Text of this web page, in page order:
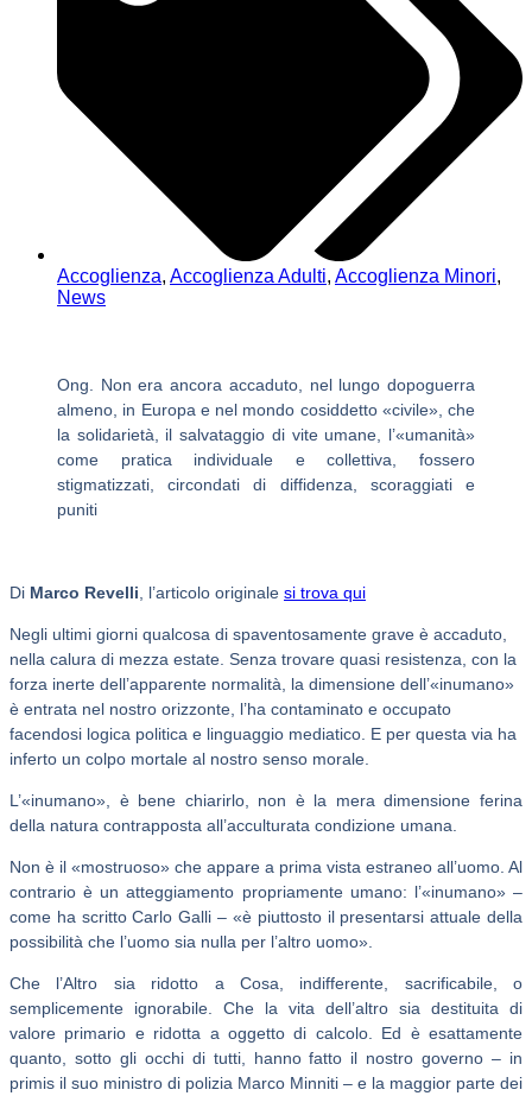
Accoglienza, Accoglienza Adulti, Accoglienza Minori,
News
Ong. Non era ancora accaduto, nel lungo dopoguerra
almeno, in Europa e nel mondo cosiddetto «civile», che
la solidarietà, il salvataggio di vite umane, l’«umanità»
come pratica individuale e collettiva, fossero
stigmatizzati, circondati di diffidenza, scoraggiati e
puniti
Di Marco Revelli, l’articolo originale si trova qui
Negli ultimi giorni qualcosa di spaventosamente grave è accaduto,
nella calura di mezza estate. Senza trovare quasi resistenza, con la
forza inerte dell’apparente normalità, la dimensione dell’«inumano»
è entrata nel nostro orizzonte, l’ha contaminato e occupato
facendosi logica politica e linguaggio mediatico. E per questa via ha
inferto un colpo mortale al nostro senso morale.
L’«inumano», è bene chiarirlo, non è la mera dimensione ferina
della natura contrapposta all’acculturata condizione umana.
Non è il «mostruoso» che appare a prima vista estraneo all’uomo. Al
contrario è un atteggiamento propriamente umano: l’«inumano» –
come ha scritto Carlo Galli – «è piuttosto il presentarsi attuale della
possibilità che l’uomo sia nulla per l’altro uomo».
Che l’Altro sia ridotto a Cosa, indifferente, sacrificabile, o
semplicemente ignorabile. Che la vita dell’altro sia destituita di
valore primario e ridotta a oggetto di calcolo. Ed è esattamente
quanto, sotto gli occhi di tutti, hanno fatto il nostro governo – in
primis il suo ministro di polizia Marco Minniti – e la maggior parte dei